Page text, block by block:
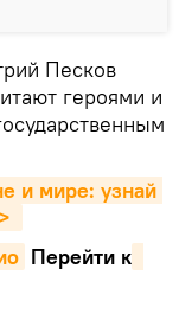
Песков
героями и
и мире: узнай
Перейти к